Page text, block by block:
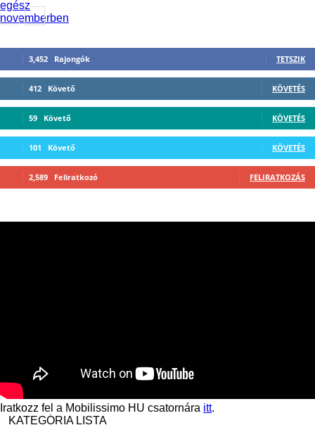
3,452 Rajongók TETSZIK
412 Követő KÖVETÉS
59 Követő KÖVETÉS
101 Követő KÖVETÉS
2,589 Feliratkozó FELIRATKOZÁS
Iratkozz fel a Mobilissimo HU csatornára itt.
KATEGÓRIA LISTA